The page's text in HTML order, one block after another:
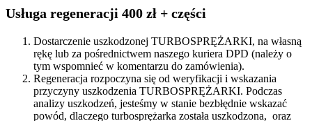
quantity
Usługa regeneracji 400 zł + części
Dostarczenie uszkodzonej TURBOSPRĘŻARKI, na własną
rękę lub za pośrednictwem naszego kuriera DPD (należy o
tym wspomnieć w komentarzu do zamówienia).
Regeneracja rozpoczyna się od weryfikacji i wskazania
przyczyny uszkodzenia TURBOSPRĘŻARKI. Podczas
analizy uszkodzeń, jesteśmy w stanie bezbłędnie wskazać
powód, dlaczego turbosprężarka została uszkodzona, oraz